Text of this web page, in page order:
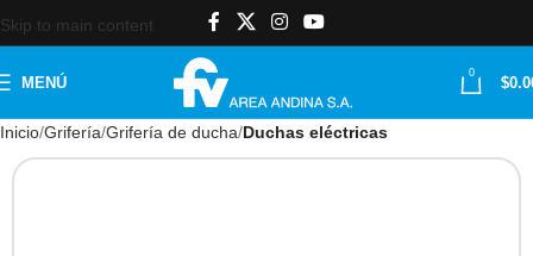
Skip to main content
MENÚ
0
$
Inicio Grifería Grifería de ducha Duchas eléctricas